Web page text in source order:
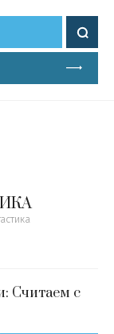
Считаем с